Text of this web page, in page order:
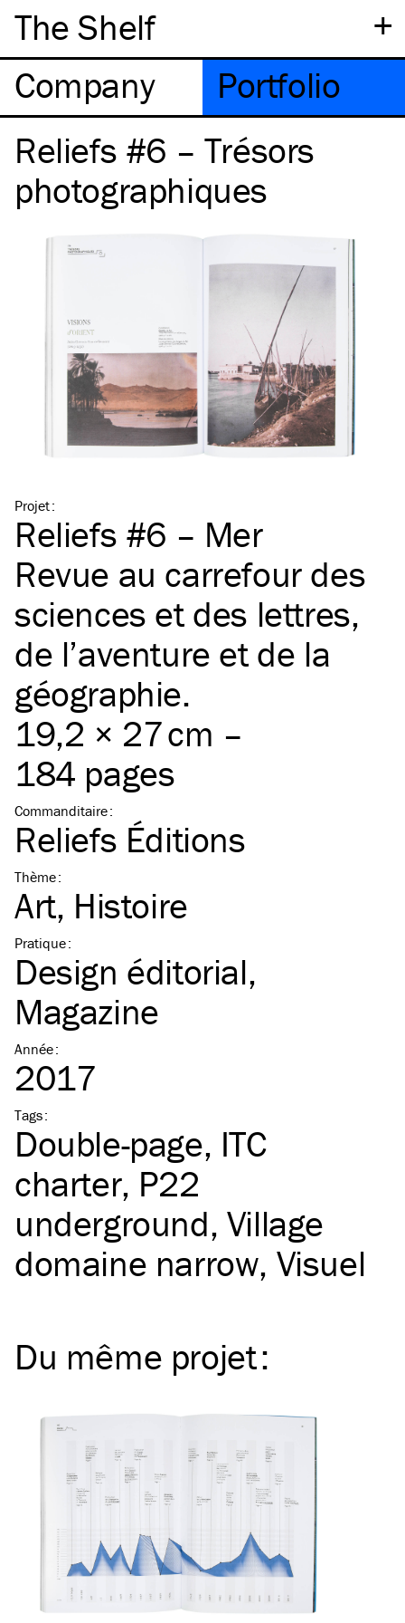
+
The Shelf
Company
Portfolio
Reliefs #6 – Trésors
photographiques
Projet:
Reliefs #6 – Mer
Revue au carrefour des
sciences et des lettres,
de l’aventure et de la
géographie.
19,2 × 27 cm –
184 pages
Commanditaire:
Reliefs Éditions
Thème:
Art Histoire
Pratique:
Design éditorial
Magazine
Année:
2017
Tags:
Double-page ITC
charter P22
underground Village
domaine narrow Visuel
Du même projet: